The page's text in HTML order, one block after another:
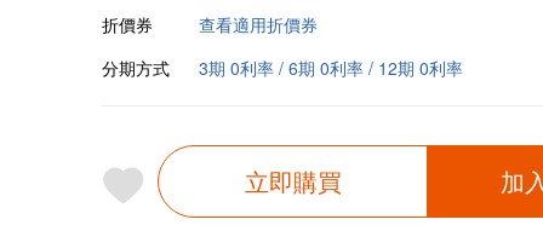
折價券
查看適用折價券
分期方式
3期 0利率 / 6期 0利率 / 12期 0利率
立即購買 加